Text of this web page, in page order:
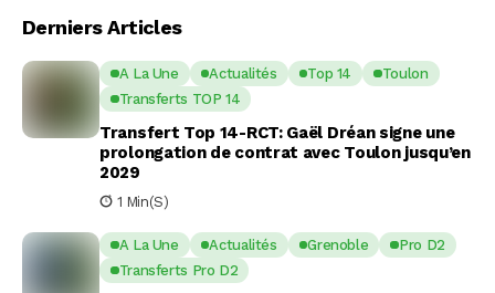
Derniers Articles
A La Une Actualités Top 14
Toulon
Transferts TOP 14
Transfert Top 14-RCT: Gaël Dréan signe une
prolongation de contrat avec Toulon jusqu’en
2029
1 Min(s)
A La Une Actualités Grenoble
Pro D2
Transferts Pro D2